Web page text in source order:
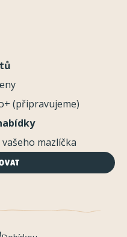
(připravujeme)
mazlíčka